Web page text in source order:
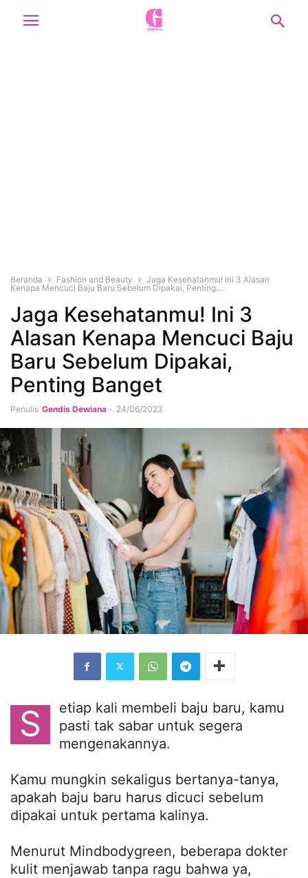
Beranda Fashion and Beauty
Jaga Kesehatanmu! Ini 3 Alasan
Kenapa Mencuci Baju Baru Sebelum Dipakai, Penting...
Jaga Kesehatanmu! Ini 3
Alasan Kenapa Mencuci Baju
Baru Sebelum Dipakai,
Penting Banget
Penulis Gendis Dewiana - 24/06/2023
S
etiap kali membeli baju baru, kamu
pasti tak sabar untuk segera
mengenakannya.
Kamu mungkin sekaligus bertanya-tanya,
apakah baju baru harus dicuci sebelum
dipakai untuk pertama kalinya.
Menurut Mindbodygreen, beberapa dokter
kulit menjawab tanpa ragu bahwa ya,